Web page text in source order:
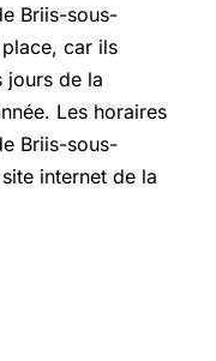
Briis-sous-
car ils
jours de la
Les horaires
Briis-sous-
internet de la